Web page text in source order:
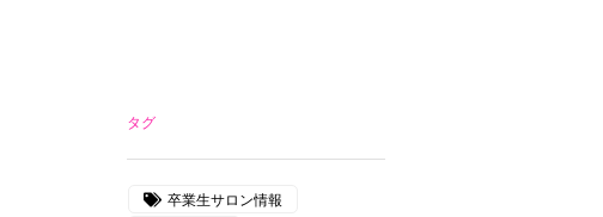
タグ
卒業生サロン情報